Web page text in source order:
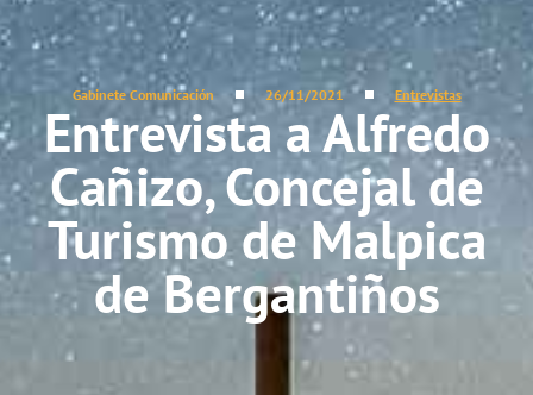
Gabinete Comunicación 26/11/2021 Entrevistas
Entrevista a Alfredo
Cañizo, Concejal de
Turismo de Malpica
de Bergantiños